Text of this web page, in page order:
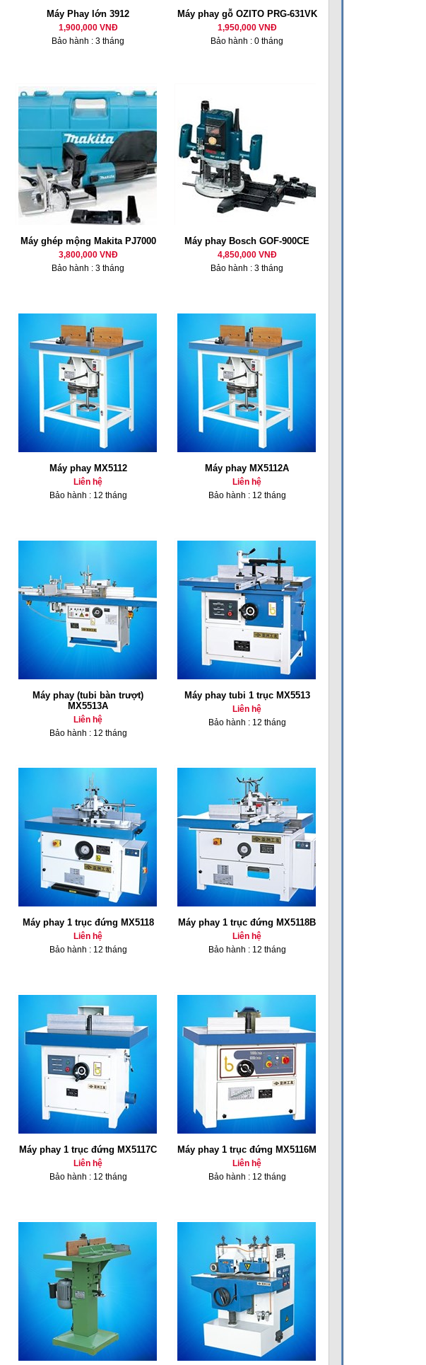
Máy Phay lớn 3912
1,900,000 VNĐ
Bảo hành : 3 tháng
Máy phay gỗ OZITO PRG-631VK
1,950,000 VNĐ
Bảo hành : 0 tháng
Máy ghép mộng Makita PJ7000
3,800,000 VNĐ
Bảo hành : 3 tháng
Máy phay Bosch GOF-900CE
4,850,000 VNĐ
Bảo hành : 3 tháng
Máy phay MX5112
Liên hệ
Bảo hành : 12 tháng
Máy phay MX5112A
Liên hệ
Bảo hành : 12 tháng
Máy phay (tubi bàn trượt)
MX5513A
Liên hệ
Bảo hành : 12 tháng
Máy phay tubi 1 trục MX5513
Liên hệ
Bảo hành : 12 tháng
Máy phay 1 trục đứng MX5118
Liên hệ
Bảo hành : 12 tháng
Máy phay 1 trục đứng MX5118B
Liên hệ
Bảo hành : 12 tháng
Máy phay 1 trục đứng MX5117C
Liên hệ
Bảo hành : 12 tháng
Máy phay 1 trục đứng MX5116M
Liên hệ
Bảo hành : 12 tháng